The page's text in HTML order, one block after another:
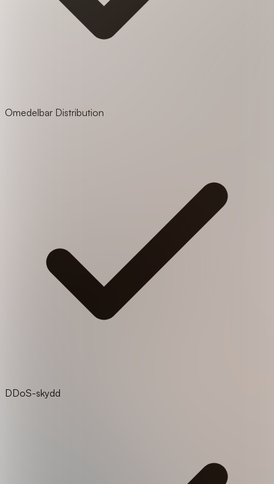
Omedelbar Distribution
DDoS-skydd